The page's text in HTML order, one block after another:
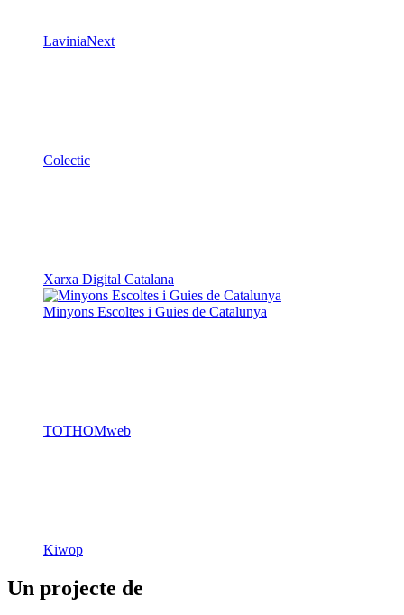
LaviniaNext
Colectic
Xarxa Digital Catalana
Minyons Escoltes i Guies de Catalunya
TOTHOMweb
Kiwop
Un projecte de